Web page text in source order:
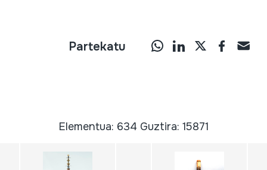
Partekatu
Elementua: 634 Guztira: 15871